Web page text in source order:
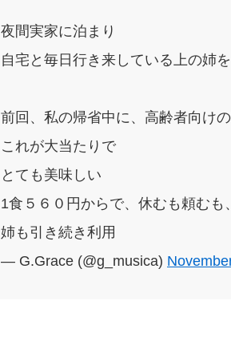
夜間実家に泊まり
自宅と毎日行き来している上の姉
前回、私の帰省中に、高齢者向け
これが大当たりで
とても美味しい
1食５６０円からで、休むも頼む
姉も引き続き利用
— G.Grace (@g_musica)